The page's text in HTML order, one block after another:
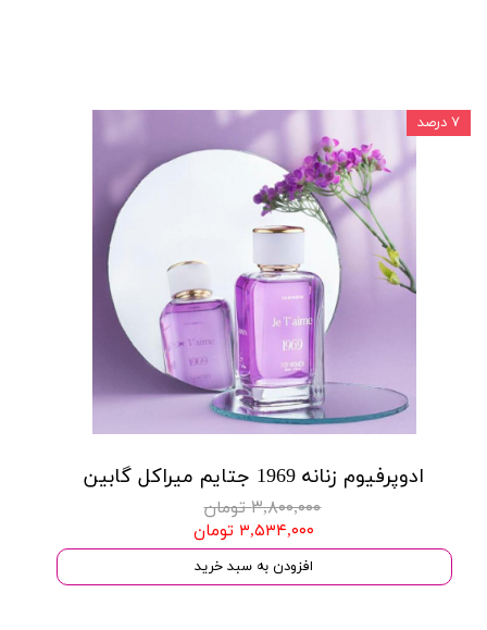
ادوپرفیوم زنانه 1969 جتایم میراکل گابین
۳,۸۰۰,۰۰۰ تومان
۳,۵۳۴,۰۰۰ تومان
افزودن به سبد خرید
۷ درصد